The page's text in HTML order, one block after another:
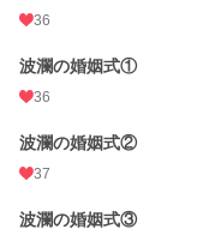
36
波瀾の婚姻式①
36
波瀾の婚姻式②
37
波瀾の婚姻式③